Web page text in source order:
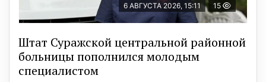
6 АВГУСТА 2026, 15:11 15
Штат Суражской центральной районной
больницы пополнился молодым
специалистом